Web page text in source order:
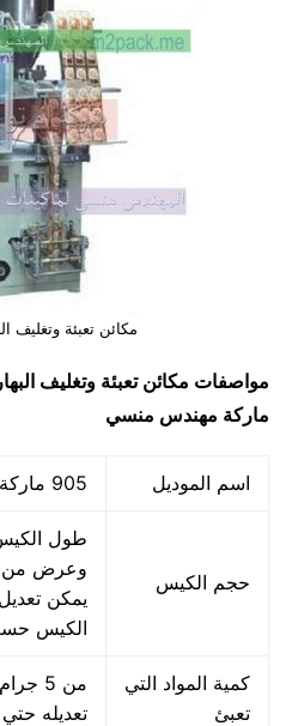
مكائن تعبئة وتغليف
مواصفات مكائن تعبئة وتغليف
ماركة مهندس منسي
اسم الموديل 905 ماركة المهندس منسي
حجم الكيس
يمكن
الكيس
كمية المواد التي
تعبئ
تعديله حتي 500 جرام